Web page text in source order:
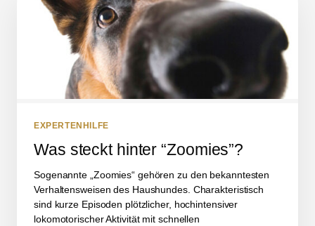
EXPERTENHILFE
Was steckt hinter “Zoomies”?
Sogenannte „Zoomies“ gehören zu den bekanntesten
Verhaltensweisen des Haushundes. Charakteristisch
sind kurze Episoden plötzlicher, hochintensiver
lokomotorischer Aktivität mit schnellen